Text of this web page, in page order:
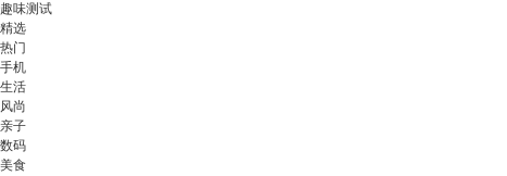
趣味测试
精选
热门
手机
生活
风尚
亲子
数码
美食